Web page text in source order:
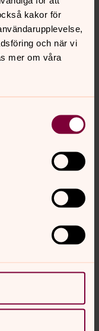
kakor för
och när vi
mer om våra